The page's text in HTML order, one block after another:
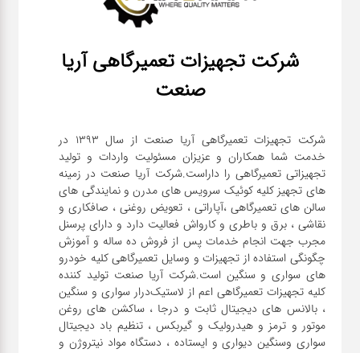
شرکت تجهیزات تعمیرگاهی آریا
صنعت
شرکت تجهیزات تعمیرگاهی آریا صنعت از سال ۱۳۹۳ در
خدمت شما همکاران و عزیزان مسئولیت واردات و تولید
تجهیزاتی تعمیرگاهی را داراست.شرکت آریا صنعت در زمینه
های تجهیز کلیه کوئیک سرویس های مدرن و نمایندگی های
سالن های تعمیرگاهی ،آپاراتی ، تعویض روغنی ، صافکاری و
نقاشی ، برق و باطری و کارواش فعالیت دارد و دارای پرسنل
مجرب جهت انجام خدمات پس از فروش ده ساله و آموزش
چگونگی استفاده از تجهیزات و وسایل تعمیرگاهی کلیه خودرو
های سواری و سنگین است.شرکت آریا صنعت تولید کننده
کلیه تجهیزات تعمیرگاهی اعم از لاستیک‌درار سواری و ‌سنگین
، بالانس های دیجیتال ثابت و درجا ، ساکشن های روغن
موتور و ترمز و هیدرولیک و گیربکس ، تنظیم باد دیجیتال
سواری و‌سنگین دیواری و ایستاده ، دستگاه مواد نیتروژن و